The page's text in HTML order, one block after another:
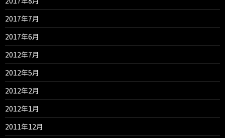
2017年7月
2017年6月
2012年7月
2012年5月
2012年2月
2012年1月
2011年12月